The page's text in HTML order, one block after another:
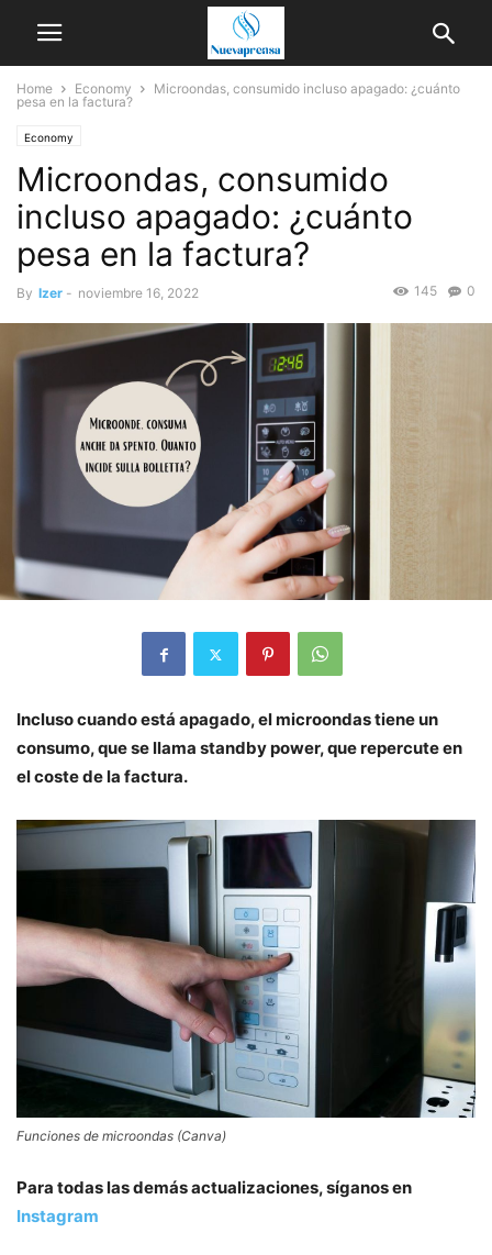
Home Economy
Microondas, consumido incluso apagado: ¿cuánto
pesa en la factura?
Economy
Microondas, consumido
incluso apagado: ¿cuánto
pesa en la factura?
By Izer - noviembre 16, 2022 0
145
Incluso cuando está apagado, el microondas tiene un
consumo, que se llama standby power, que repercute en
el coste de la factura.
Funciones de microondas (Canva)
Para todas las demás actualizaciones, síganos en
Instagram